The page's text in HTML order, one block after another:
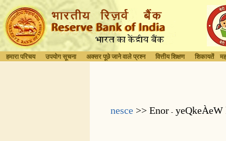
हमारा परिचय उपयोग सूचना अक्सर पूछे जाने वाले प्रश्न वित्तीय शिक्षण शिकायतें
nesce>> Enor-yeQkeÀeW